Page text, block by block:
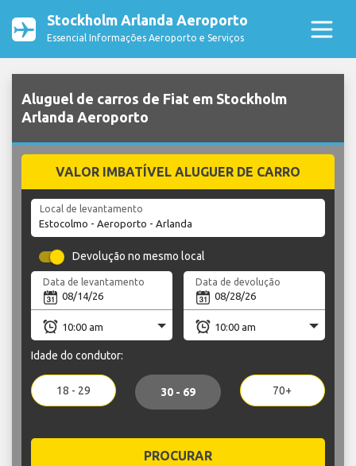
Stockholm Arlanda Aeroporto
Essencial Informações Aeroporto e Serviços
Aluguel de carros de Fiat em Stockholm
Arlanda Aeroporto
VALOR IMBATÍVEL ALUGUER DE CARRO
Local de levantamento
Devolução no mesmo local
Data de levantamento Data de devolução
Idade do condutor:
18 - 29 30 - 69 70+
PROCURAR